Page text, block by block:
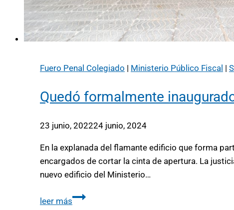
Fuero Penal Colegiado | Ministerio Público Fiscal |
Quedó formalmente
23 junio, 202224 junio, 2024
En la explanada del flamante edificio que forma
encargados de cortar la cinta de apertura. La
nuevo edificio del Ministerio…
leer más